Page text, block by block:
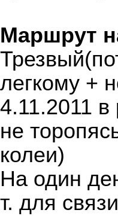
Маршрут
легкому +
4.11.2011
не
колеи)
На один
т. для